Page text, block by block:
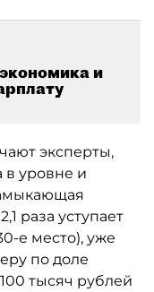
и
эксперты,
в уровне и
раза уступает
е место), уже
по доле
тысяч рублей